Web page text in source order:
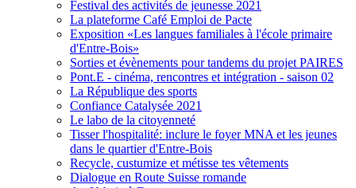
Festival des activités de jeunesse 2021
La plateforme Café Emploi de Pacte
Exposition «Les langues familiales à l'école primaire
d'Entre-Bois»
Sorties et évènements pour tandems du projet PAIRES
Pont.E - cinéma, rencontres et intégration - saison 02
La République des sports
Confiance Catalysée 2021
Le labo de la citoyenneté
Tisser l'hospitalité: inclure le foyer MNA et les jeunes
dans le quartier d'Entre-Bois
Recycle, custumize et métisse tes vêtements
Dialogue en Route Suisse romande